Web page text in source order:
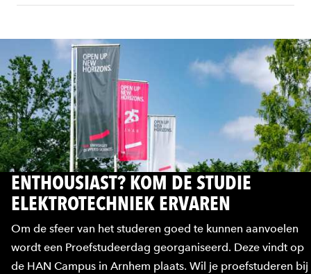
ENTHOUSIAST? KOM DE STUDIE
ELEKTROTECHNIEK ERVAREN
Om de sfeer van het studeren goed te kunnen aanvoelen
wordt een Proefstudeerdag georganiseerd. Deze vindt op
de HAN Campus in Arnhem plaats. Wil je proefstuderen bij